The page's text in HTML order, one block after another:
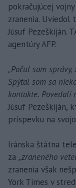
pokračujúcej
zranenia. Uviedol
Júsuf Pezeškiján.
agentúry AFP.
„Počul som
Spýtal som sa
kontakte. Povedali
Júsuf Pezeškiján,
príspevku na
Iránska štátna
za „zraneného
zranenia však
York Times v